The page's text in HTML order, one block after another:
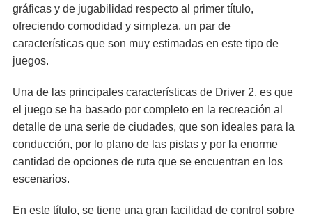
gráficas y de jugabilidad respecto al primer título,
ofreciendo comodidad y simpleza, un par de
características que son muy estimadas en este tipo de
juegos.
Una de las principales características de Driver 2, es que
el juego se ha basado por completo en la recreación al
detalle de una serie de ciudades, que son ideales para la
conducción, por lo plano de las pistas y por la enorme
cantidad de opciones de ruta que se encuentran en los
escenarios.
En este título, se tiene una gran facilidad de control sobre